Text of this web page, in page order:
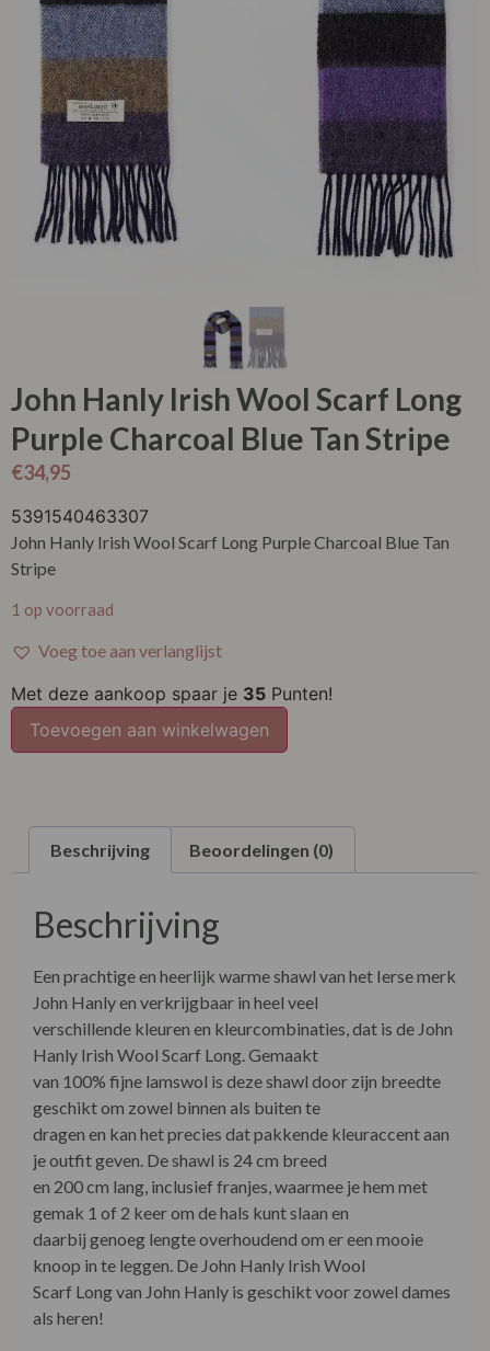
John Hanly Irish Wool Scarf Long
Purple Charcoal Blue Tan Stripe
€34,95
5391540463307
John Hanly Irish Wool Scarf Long Purple Charcoal Blue Tan
Stripe
1 op voorraad
Voeg toe aan verlanglijst
Met deze aankoop spaar je 35 Punten!
Toevoegen aan winkelwagen
Beschrijving Beoordelingen (0)
Beschrijving
Een prachtige en heerlijk warme shawl van het Ierse merk
John Hanly en verkrijgbaar in heel veel
verschillende kleuren en kleurcombinaties, dat is de John
Hanly Irish Wool Scarf Long. Gemaakt
van 100% fijne lamswol is deze shawl door zijn breedte
geschikt om zowel binnen als buiten te
dragen en kan het precies dat pakkende kleuraccent aan
je outfit geven. De shawl is 24 cm breed
en 200 cm lang, inclusief franjes, waarmee je hem met
gemak 1 of 2 keer om de hals kunt slaan en
daarbij genoeg lengte overhoudend om er een mooie
knoop in te leggen. De John Hanly Irish Wool
Scarf Long van John Hanly is geschikt voor zowel dames
als heren!